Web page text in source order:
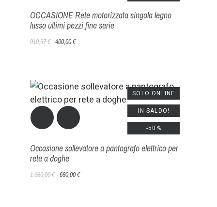
OCCASIONE Rete motorizzata singola legno
lusso ultimi pezzi fine serie
919,97 € 400,00 €
Occasione sollevatore a pantografo elettrico per
rete a doghe
1.380,00 € 690,00 €
SOLO ONLINE
IN SALDO!
-50%